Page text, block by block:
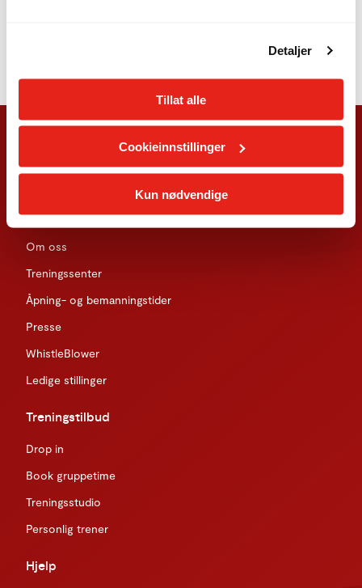
Detaljer
Tillat alle
Cookieinnstillinger
Kun nødvendige
Fresh Fitness
Om oss
Treningssenter
Åpning- og bemanningstider
Presse
WhistleBlower
Ledige stillinger
Treningstilbud
Drop in
Book gruppetime
Treningsstudio
Personlig trener
Hjelp